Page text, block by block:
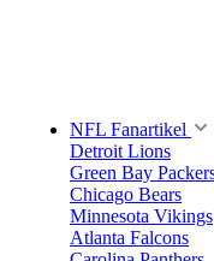
NFL Fanartikel
Detroit Lions
Green Bay
Chicago Bears
Minnesota Vikings
Atlanta Falcons